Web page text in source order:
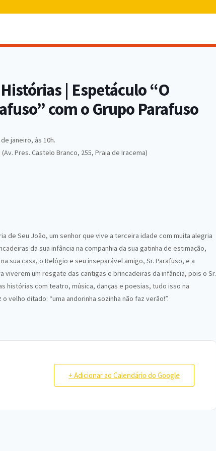
| Espetáculo “O
com o Grupo Parafuso
janeiro, às 10h.
Pres. Castelo Branco, 255, Praia de Iracema)
de Seu João, um senhor que vive a terceira idade com muita alegria
da sua infância na companhia da sua gatinha de estimação,
sua casa, o Relógio e seu inseparável amigo, Sr. Parafuso, e a
viverem um resgate das cantigas e brincadeiras da infância, pois o Sr.
histórias com teatro, música, danças e poesias, tudo isso na
velho ditado: “uma andorinha sozinha não faz verão!”.
+ Adicionar ao Calendário do Google